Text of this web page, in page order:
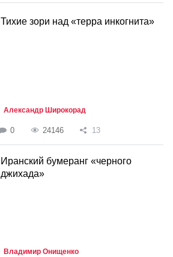
Тихие зори над «терра инкогнита»
Александр Широкорад
0 24146 13
Иранский бумеранг «черного
джихада»
Владимир Онищенко